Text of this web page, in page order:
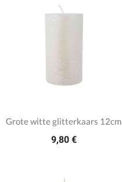
Grote witte glitterkaars 12cm
9,80 €